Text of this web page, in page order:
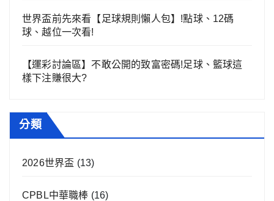
世界盃前先來看【足球規則懶人包】!點球、12碼
球、越位一次看!
【運彩討論區】不敢公開的致富密碼!足球、籃球這
樣下注賺很大?
分類
2026世界盃 (13)
CPBL中華職棒 (16)